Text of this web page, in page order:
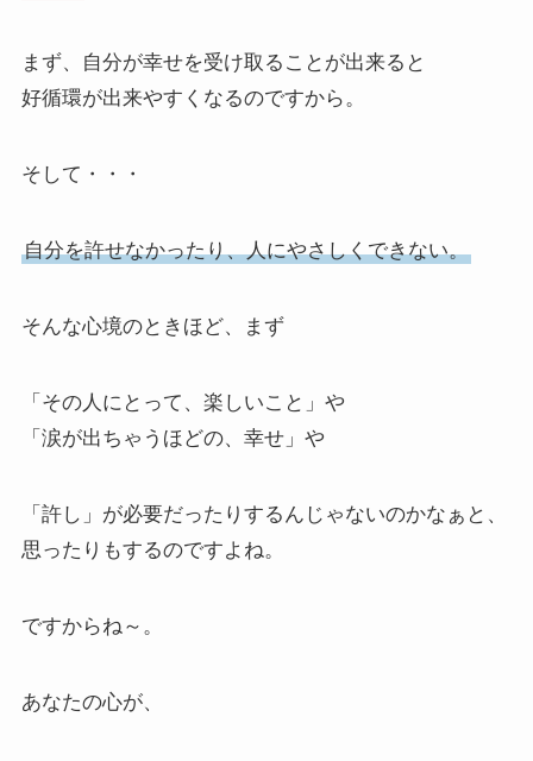
まず、自分が幸せを受け取ることが出来ると
好循環が出来やすくなるのですから。
そして・・・
自分を許せなかったり、人にやさしくできない。
そんな心境のときほど、まず
「その人にとって、楽しいこと」や
「涙が出ちゃうほどの、幸せ」や
「許し」が必要だったりするんじゃないのかなぁと、
思ったりもするのですよね。
ですからね～。
あなたの心が、